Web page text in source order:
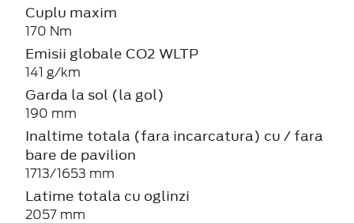
Cuplu maxim
170 Nm
Emisii globale CO2 WLTP
141 g/km
Garda la sol (la gol)
190 mm
Inaltime totala (fara incarcatura) cu / fara
bare de pavilion
1713/1653 mm
Latime totala cu oglinzi
2057 mm